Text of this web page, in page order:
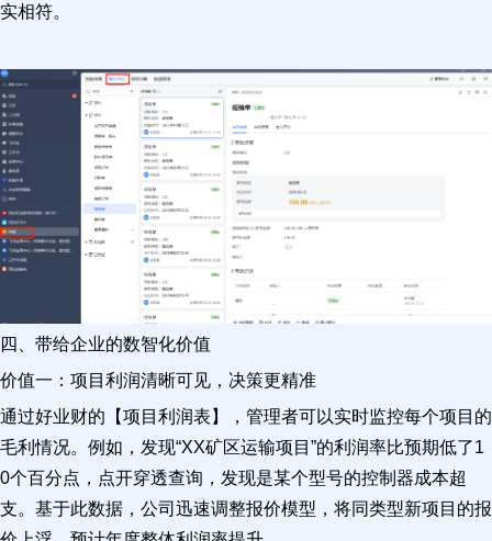
实相符。
四、带给企业的数智化价值
价值一：项目利润清晰可见，决策更精准
通过好业财的【项目利润表】，管理者可以实时监控每个项目的
毛利情况。例如，发现“XX矿区运输项目”的利润率比预期低了1
0个百分点，点开穿透查询，发现是某个型号的控制器成本超
支。基于此数据，公司迅速调整报价模型，将同类型新项目的报